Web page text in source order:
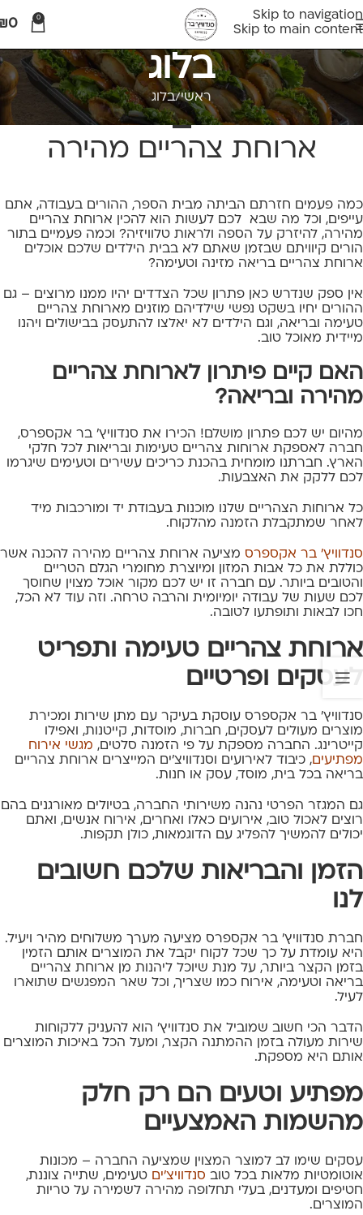
Skip to navigation
Skip to main content
0
0
בלוג
ראשי בלוג
בלוג
ארוחת צהריים מהירה
כמה פעמים חזרתם הביתה מבית הספר, ההורים בעבודה, אתם
עייפים, וכל מה שבא לכם לעשות הוא להכין ארוחת צהריים
מהירה, להיזרק על הספה ולראות טלוויזיה? וכמה פעמיים בתור
הורים קיוויתם שבזמן שאתם לא בבית הילדים שלכם אוכלים
ארוחת צהריים בריאה מזינה וטעימה?
אין ספק שנדרש כאן פתרון שכל הצדדים יהיו ממנו מרוצים – גם
ההורים יחיו בשקט נפשי שילדיהם מוזנים מארוחת צהריים
טעימה ובריאה, וגם הילדים לא יאלצו להתעסק בבישולים ויהנו
מיידית מאוכל טוב.
האם קיים פיתרון לארוחת צהריים
מהירה ובריאה?
מהיום יש לכם פתרון מושלם! הכירו את סנדוויץ' בר אקספרס,
חברה לאספקת ארוחות צהריים טעימות ובריאות לכל חלקי
הארץ. חברתנו מומחית בהכנת כריכים עשירים וטעימים שיגרמו
לכם ללקק את האצבעות.
כל ארוחות הצהריים שלנו מוכנות בעבודת יד ומורכבות מיד
לאחר שמתקבלת הזמנה מהלקוח.
סנדוויץ' בר אקספרס מציעה ארוחת צהריים מהירה להכנה אשר
כוללת את כל אבות המזון ומיוצרת מחומרי הגלם הטריים
והטובים ביותר. עם חברה זו יש לכם מקור אוכל מצוין שחוסך
לכם שעות של עבודה יומיומית והרבה טרחה. וזה עוד לא הכל,
חכו לבאות ותופתעו לטובה.
ארוחת צהריים טעימה ותפריט
לעסקים ופרטיים
סנדוויץ' בר אקספרס עוסקת בעיקר עם מתן שירות ומכירת
מוצרים מעולים לעסקים, חברות, מוסדות, קייטנות, ואפילו
קייטרינג. החברה מספקת על פי הזמנה סלטים, מגשי אירוח
מפתיעים, כיבוד לאירועים וסנדוויצ'ים המייצרים ארוחת צהריים
בריאה בכל בית, מוסד, עסק או חנות.
גם המגזר הפרטי נהנה משירותי החברה, בטיולים מאורגנים בהם
רוצים לאכול טוב, אירועים כאלו ואחרים, אירוח אנשים, ואתם
יכולים להמשיך להפליג עם הדוגמאות, כולן תקפות.
הזמן והבריאות שלכם חשובים
לנו
חברת סנדוויץ' בר אקספרס מציעה מערך משלוחים מהיר ויעיל.
היא עומדת על כך שכל לקוח יקבל את המוצרים אותם הזמין
בזמן הקצר ביותר, על מנת שיוכל ליהנות מן ארוחת צהריים
בריאה וטעימה, אירוח כמו שצריך, וכל שאר המפגשים שתוארו
לעיל.
הדבר הכי חשוב שמוביל את סנדוויץ' הוא להעניק ללקוחות
שירות מעולה בזמן ההמתנה הקצר, ומעל הכל באיכות המוצרים
אותם היא מספקת.
מפתיע וטעים הם רק חלק
מהשמות האמצעיים
עסקים שימו לב למוצר המצוין שמציעה החברה – מכונות
אוטומטיות מלאות בכל טוב סנדוויצ'ים טעימים, שתייה צוננת,
חטיפים ומעדנים, בעלי תחלופה מהירה לשמירה על טריות
המוצרים.